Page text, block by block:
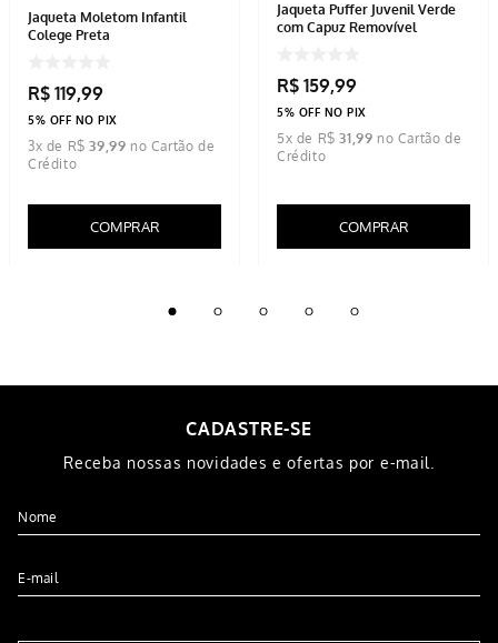
Jaqueta Moletom Infantil
Colege Preta
R$ 119,99
5% OFF NO PIX
3x de R$ 39,99
COMPRAR
Jaqueta Puffer Juvenil Verde
com Capuz Removível
R$ 159,99
5% OFF NO PIX
5x de R$ 31,99
COMPRAR
CADASTRE-SE
Receba nossas novidades e ofertas por e-mail.